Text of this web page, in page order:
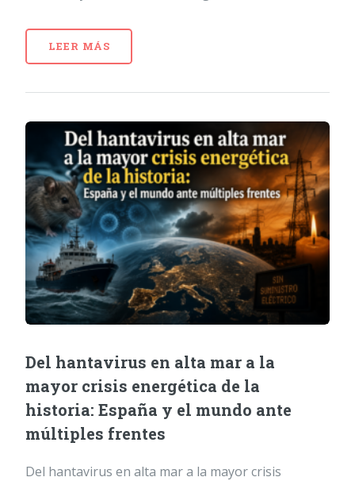
LEER MÁS
Del hantavirus en alta mar a la
mayor crisis energética de la
historia: España y el mundo ante
múltiples frentes
Del hantavirus en alta mar a la mayor crisis